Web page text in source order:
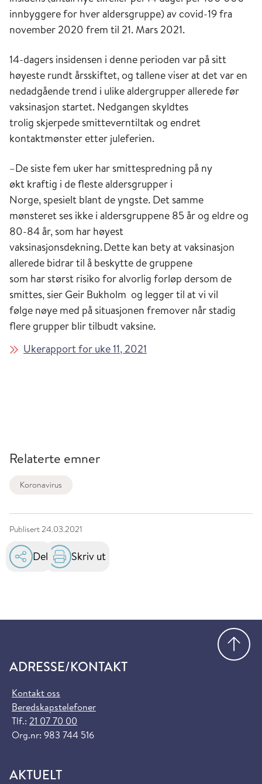
innbyggere for hver aldersgruppe) av covid-19 fra
november 2020 frem til 21. Mars 2021.
14-dagers insidensen i denne perioden var på sitt
høyeste rundt årsskiftet, og tallene viser at det var en
nedadgående trend i ulike aldergrupper allerede før
vaksinasjon startet. Nedgangen skyldtes
trolig skjerpede smitteverntiltak og endret
kontaktmønster etter juleferien.
–De siste fem uker har smittespredning på ny
økt kraftig i de fleste aldersgrupper i
Norge, spesielt blant de yngste. Det samme
mønsteret ses ikke i aldersgruppene 85 år og eldre og
80-84 år, som har høyest
vaksinasjonsdekning. Dette kan bety at vaksinasjon
allerede bidrar til å beskytte de gruppene
som har størst risiko for alvorlig forløp dersom de
smittes, sier Geir Bukholm og legger til at vi vil
følge nøye med på situasjonen fremover når stadig
flere grupper blir tilbudt vaksine.
Ukerapport for uke 11, 2021
Relaterte emner
Koronavirus
Publisert24.03.2021
Del Skriv ut
ADRESSE/KONTAKT
Kontakt oss
Beredskapstelefoner
Tlf.: 21 07 70 00
Org.nr: 983 744 516
AKTUELT